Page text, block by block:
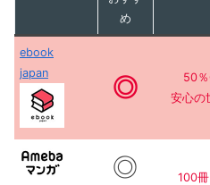
め
ebook
japan
◎ 50
安心の
◎
100